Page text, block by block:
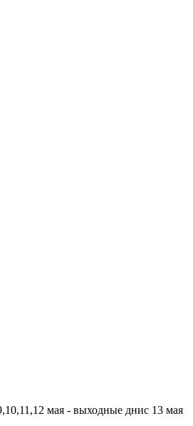
мая - выходные днис 13 мая